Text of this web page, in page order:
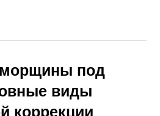
под
виды
коррекции